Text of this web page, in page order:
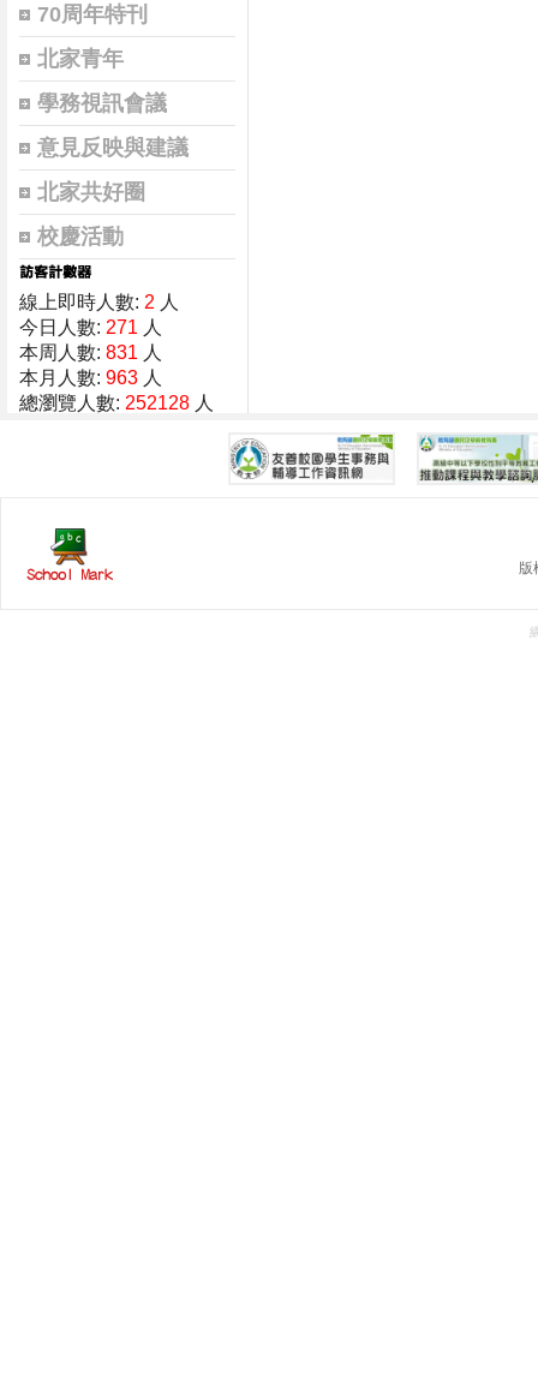
70周年特刊
北家青年
學務視訊會議
意見反映與建議
北家共好圈
校慶活動
線上即時人數: 2 人
今日人數: 271 人
本周人數: 831 人
本月人數: 963 人
總瀏覽人數: 252128 人
版